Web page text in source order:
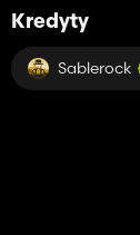
Kredyty
Sablerock